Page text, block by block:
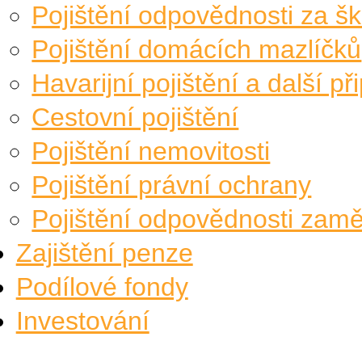
Pojištění odpovědnosti za
Pojištění domácích mazlíčků
Havarijní pojištění a další
Cestovní pojištění
Pojištění nemovitosti
Pojištění právní ochrany
Pojištění odpovědnosti
Zajištění penze
Podílové fondy
Investování